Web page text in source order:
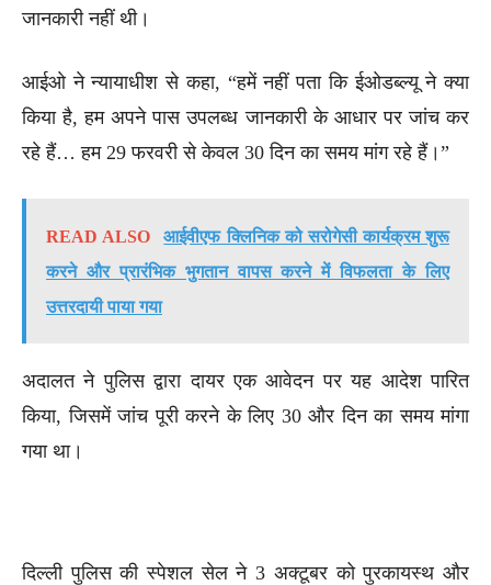
जानकारी नहीं थी।
आईओ ने न्यायाधीश से कहा, “हमें नहीं पता कि ईओडब्ल्यू ने क्या
किया है, हम अपने पास उपलब्ध जानकारी के आधार पर जांच कर
रहे हैं… हम 29 फरवरी से केवल 30 दिन का समय मांग रहे हैं।”
READ ALSO
आईवीएफ क्लिनिक को सरोगेसी कार्यक्रम शुरू
करने और प्रारंभिक भुगतान वापस करने में विफलता के लिए
उत्तरदायी पाया गया
अदालत ने पुलिस द्वारा दायर एक आवेदन पर यह आदेश पारित
किया, जिसमें जांच पूरी करने के लिए 30 और दिन का समय मांगा
गया था।
दिल्ली पुलिस की स्पेशल सेल ने 3 अक्टूबर को पुरकायस्थ और